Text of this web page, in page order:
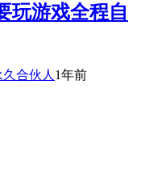
玩游戏全程自
1年前